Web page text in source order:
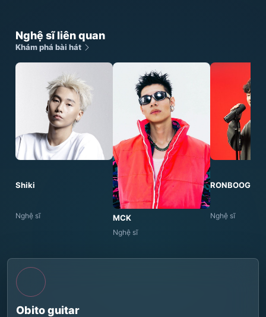
Nghệ sĩ liên quan
Khám phá bài hát
Shiki
Nghệ sĩ MCK
Nghệ sĩ
RONBOOGZ
Nghệ sĩ
Obito guitar